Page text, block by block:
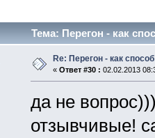
Тема: Перегон - как
Re: Перегон - как
« Ответ #30 : 02.02.2013
да не
отзывчивые!